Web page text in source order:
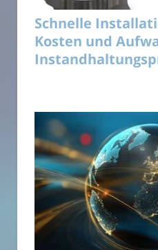
Schnelle
Kosten und